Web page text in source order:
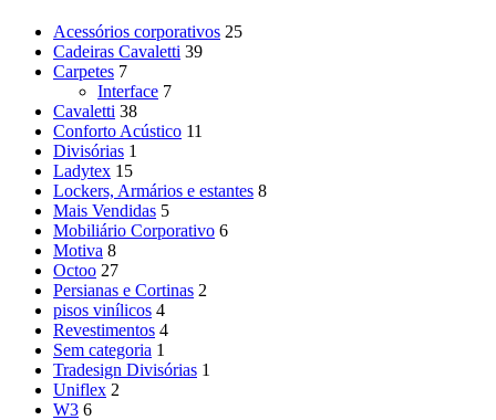
Acessórios corporativos 25
Cadeiras Cavaletti 39
Carpetes 7
Interface 7
Cavaletti 38
Conforto Acústico 11
Divisórias 1
Ladytex 15
Lockers, Armários e estantes 8
Mais Vendidas 5
Mobiliário Corporativo 6
Motiva 8
Octoo 27
Persianas e Cortinas 2
pisos vinílicos 4
Revestimentos 4
Sem categoria 1
Tradesign Divisórias 1
Uniflex 2
W3 6